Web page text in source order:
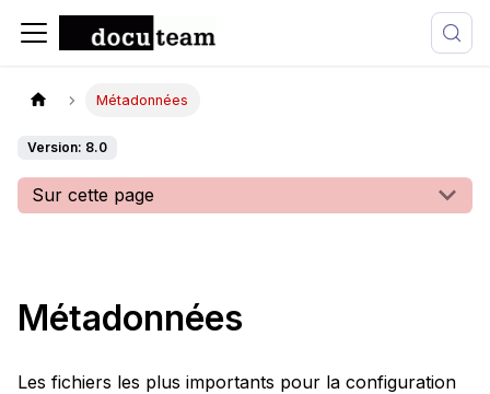
Métadonnées
Version: 8.0
Sur cette page
Métadonnées
Les fichiers les plus importants pour la configuration